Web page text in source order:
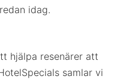
idag.
hjälpa resenärer att
samlar vi